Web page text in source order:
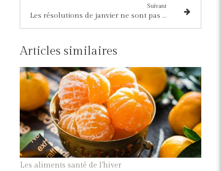
Suivant
Les résolutions de janvier ne sont pas les révolutions de l’année
Articles similaires
Les aliments santé de l’hiver